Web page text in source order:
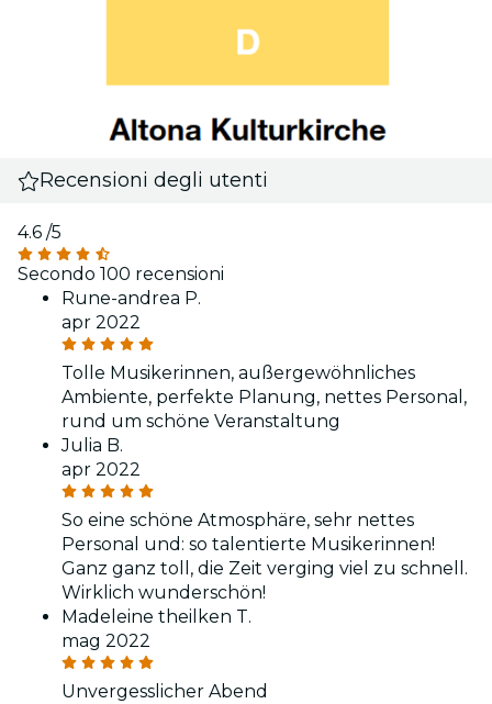
Recensioni degli utenti
4.6 /5
Secondo 100 recensioni
Rune-andrea P.
apr 2022
Tolle Musikerinnen, außergewöhnliches
Ambiente, perfekte Planung, nettes Personal,
rund um schöne Veranstaltung
Julia B.
apr 2022
So eine schöne Atmosphäre, sehr nettes
Personal und: so talentierte Musikerinnen!
Ganz ganz toll, die Zeit verging viel zu schnell.
Wirklich wunderschön!
Madeleine theilken T.
mag 2022
Unvergesslicher Abend